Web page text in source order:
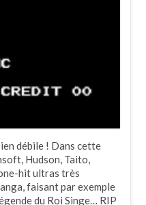
débile ! Dans cette
Hudson, Taito,
hit ultras très
faisant par exemple
du Roi Singe… RIP